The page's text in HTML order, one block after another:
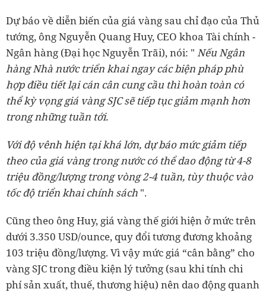
Dự báo về diễn biến của giá vàng sau chỉ đạo của Thủ
tướng, ông Nguyễn Quang Huy, CEO khoa Tài chính -
Ngân hàng (Đại học Nguyễn Trãi), nói: " Nếu Ngân
hàng Nhà nước triển khai ngay các biện pháp phù
hợp điều tiết lại cán cân cung cầu thì hoàn toàn có
thể kỳ vọng giá vàng SJC sẽ tiếp tục giảm mạnh hơn
trong những tuần tới.
Với độ vênh hiện tại khá lớn, dự báo mức giảm tiếp
theo của giá vàng trong nước có thể dao động từ 4-8
triệu đồng/lượng trong vòng 2-4 tuần, tùy thuộc vào
tốc độ triển khai chính sách ".
Cũng theo ông Huy, giá vàng thế giới hiện ở mức trên
dưới 3.350 USD/ounce, quy đổi tương đương khoảng
103 triệu đồng/lượng. Vì vậy mức giá “cân bằng” cho
vàng SJC trong điều kiện lý tưởng (sau khi tính chi
phí sản xuất, thuế, thương hiệu) nên dao động quanh